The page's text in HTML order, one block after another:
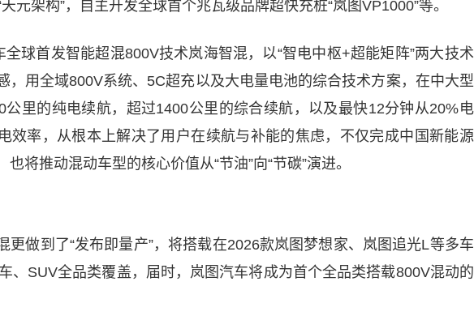
元架构”，自主开发全球首个兆瓦级品牌超快充桩“岚图VP1000”等。
球首发智能超混800V技术岚海智混，以“智电中枢+超能矩阵”两大技
，用全域800V系统、5C超充以及大电量电池的综合技术方案，在中大
公里的纯电续航，超过1400公里的综合续航，以及最快12分钟从20%
效率，从根本上解决了用户在续航与补能的焦虑，不仅完成中国新能
将推动混动车型的核心价值从“节油”向“节碳”演进。
更做到了“发布即量产”，将搭载在2026款岚图梦想家、岚图追光L等多
、SUV全品类覆盖，届时，岚图汽车将成为首个全品类搭载800V混动